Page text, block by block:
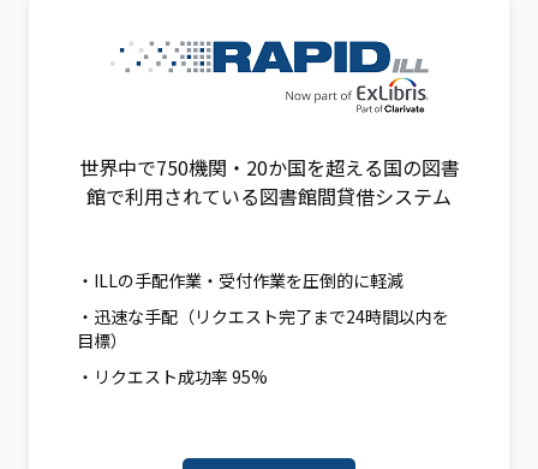
世界中で750機関・20か国を超える国の図書
館で利用されている図書館間貸借システム
・ILLの手配作業・受付作業を圧倒的に軽減
・迅速な手配（リクエスト完了まで24時間以内を
目標）
・リクエスト成功率 95%